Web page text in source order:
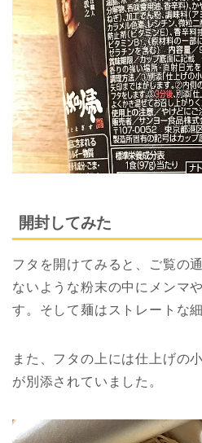
開封してみた
フタを開けてみると、ご覧の
ないような粉末の中にメンマ
す。そして麺はストレートな
また、フタの上には仕上げの
が別添されていました。